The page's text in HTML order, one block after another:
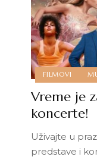
FILMOVI
Vreme je
koncerte!
Uživajte u
predstave i